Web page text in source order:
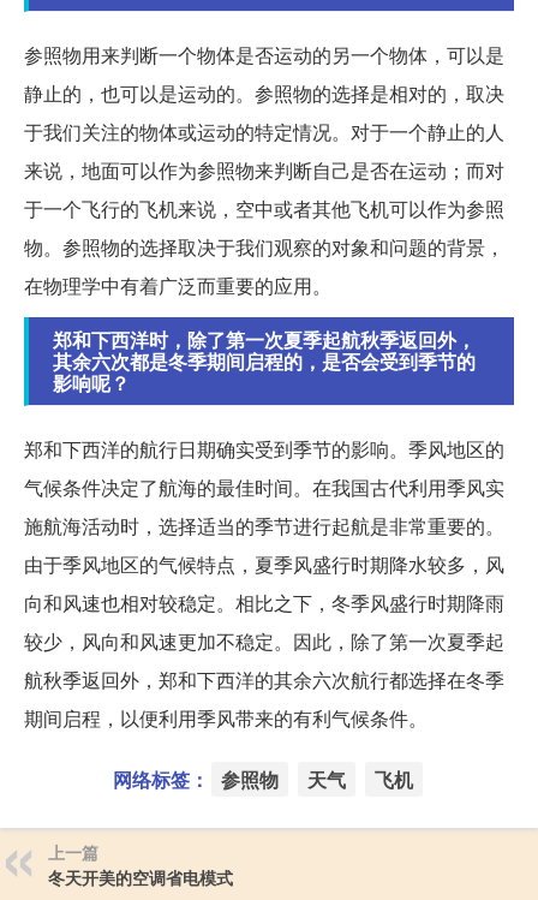
参照物用来判断一个物体是否运动的另一个物体，可以是
静止的，也可以是运动的。参照物的选择是相对的，取决
于我们关注的物体或运动的特定情况。对于一个静止的人
来说，地面可以作为参照物来判断自己是否在运动；而对
于一个飞行的飞机来说，空中或者其他飞机可以作为参照
物。参照物的选择取决于我们观察的对象和问题的背景，
在物理学中有着广泛而重要的应用。
郑和下西洋时，除了第一次夏季起航秋季返回外，
其余六次都是冬季期间启程的，是否会受到季节的
影响呢？
郑和下西洋的航行日期确实受到季节的影响。季风地区的
气候条件决定了航海的最佳时间。在我国古代利用季风实
施航海活动时，选择适当的季节进行起航是非常重要的。
由于季风地区的气候特点，夏季风盛行时期降水较多，风
向和风速也相对较稳定。相比之下，冬季风盛行时期降雨
较少，风向和风速更加不稳定。因此，除了第一次夏季起
航秋季返回外，郑和下西洋的其余六次航行都选择在冬季
期间启程，以便利用季风带来的有利气候条件。
网络标签： 参照物 天气 飞机
上一篇
冬天开美的空调省电模式